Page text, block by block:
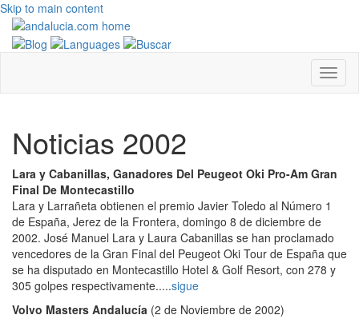
Skip to main content
Noticias 2002
Lara y Cabanillas, Ganadores Del Peugeot Oki Pro-Am Gran
Final De Montecastillo
Lara y Larrañeta obtienen el premio Javier Toledo al Número 1
de España, Jerez de la Frontera, domingo 8 de diciembre de
2002. José Manuel Lara y Laura Cabanillas se han proclamado
vencedores de la Gran Final del Peugeot Oki Tour de España que
se ha disputado en Montecastillo Hotel & Golf Resort, con 278 y
305 golpes respectivamente.....sigue
Volvo Masters Andalucía (2 de Noviembre de 2002)